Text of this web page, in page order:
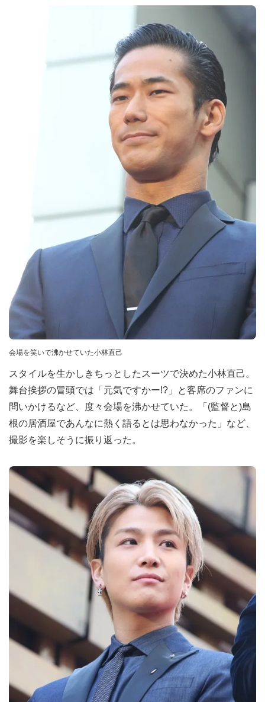
会場を笑いで沸かせていた小林直己
スタイルを生かしきちっとしたスーツで決めた小林直己。
舞台挨拶の冒頭では「元気ですかー!?」と客席のファンに
問いかけるなど、度々会場を沸かせていた。「(監督と)島
根の居酒屋であんなに熱く語るとは思わなかった」など、
撮影を楽しそうに振り返った。